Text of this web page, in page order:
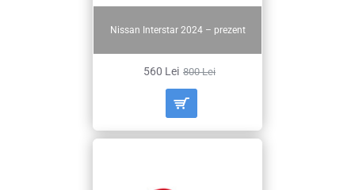
Nissan Interstar 2024 – prezent
560 Lei 800 Lei